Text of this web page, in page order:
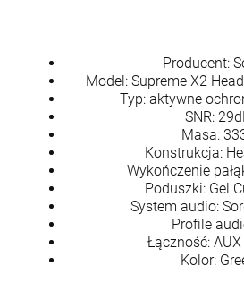
Producent:
Model: Supreme X2
Typ: aktywne
SNR:
Masa:
Konstrukcja:
Wykończenie
Poduszki: Gel
System audio:
Profile
Łączność:
Kolor: